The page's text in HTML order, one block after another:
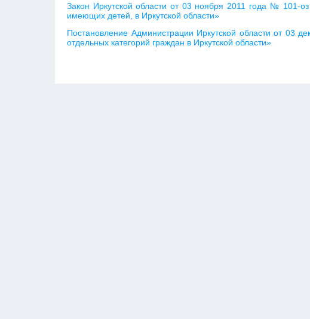
Закон Иркутской области от 03 ноября 2011 года № 101-
имеющих детей, в Иркутской области»
Постановление Администрации Иркутской области от 03
отдельных категорий граждан в Иркутской области»